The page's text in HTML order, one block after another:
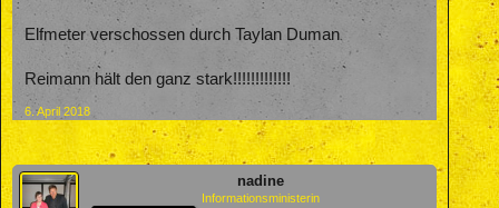
Elfmeter verschossen durch Taylan Duman
Reimann hält den ganz stark!!!!!!!!!!!!!
6. April 2018
nadine
Informationsministerin